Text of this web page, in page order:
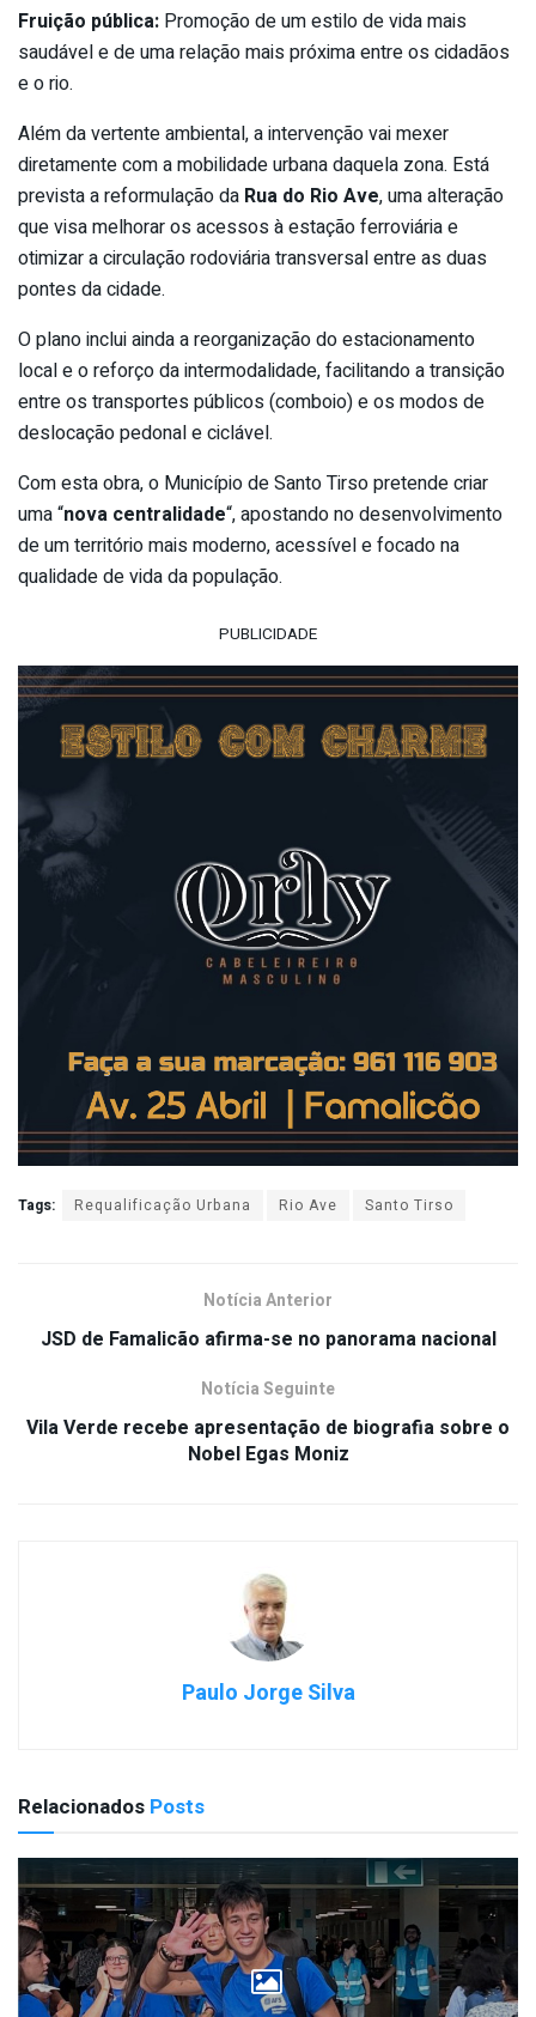
Fruição pública: Promoção de um estilo de vida mais
saudável e de uma relação mais próxima entre os cidadãos
e o rio.
Além da vertente ambiental, a intervenção vai mexer
diretamente com a mobilidade urbana daquela zona. Está
prevista a reformulação da Rua do Rio Ave, uma alteração
que visa melhorar os acessos à estação ferroviária e
otimizar a circulação rodoviária transversal entre as duas
pontes da cidade.
O plano inclui ainda a reorganização do estacionamento
local e o reforço da intermodalidade, facilitando a transição
entre os transportes públicos (comboio) e os modos de
deslocação pedonal e ciclável.
Com esta obra, o Município de Santo Tirso pretende criar
uma “nova centralidade“, apostando no desenvolvimento
de um território mais moderno, acessível e focado na
qualidade de vida da população.
PUBLICIDADE
Tags: Requalificação Urbana Rio Ave Santo Tirso
Notícia Anterior
JSD de Famalicão afirma-se no panorama nacional
Notícia Seguinte
Vila Verde recebe apresentação de biografia sobre o
Nobel Egas Moniz
Paulo Jorge Silva
Relacionados Posts